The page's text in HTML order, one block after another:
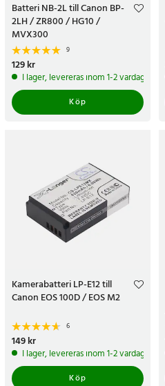
Batteri NB-2L till Canon BP-
2LH / ZR800 / HG10 /
MVX300
9
Pris:129 kr
129 kr
I lager, levereras inom 1-2 vardagar
Köp
Kamerabatteri LP-E12 till
Canon EOS 100D / EOS M2
6
Pris:149 kr
149 kr
I lager, levereras inom 1-2 vardagar
Köp